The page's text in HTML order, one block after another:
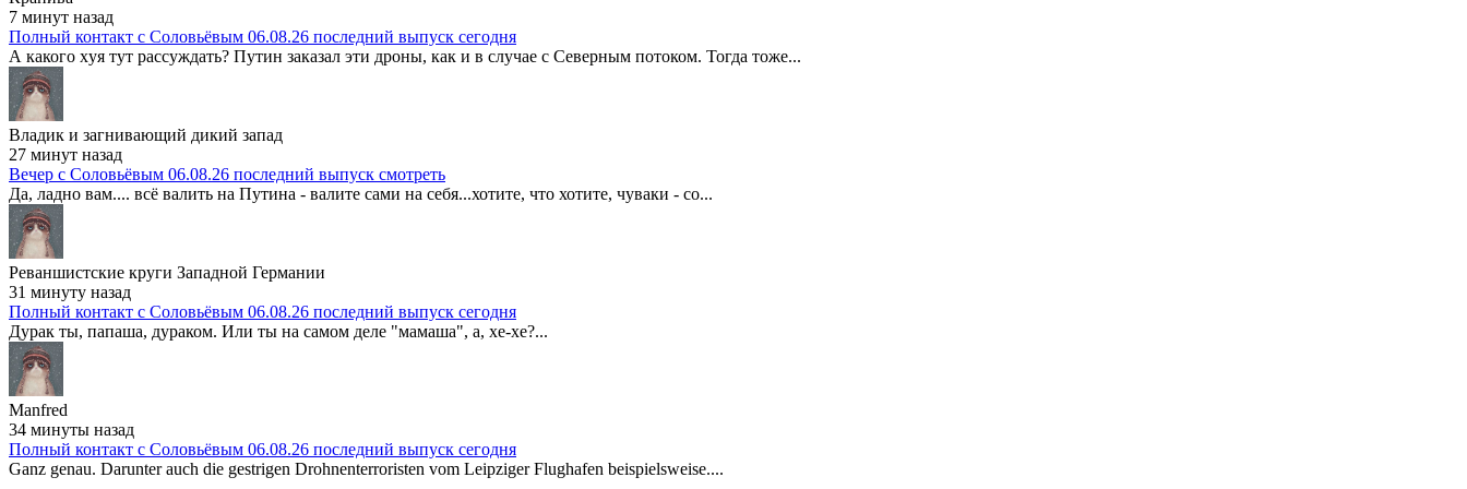
7 минут назад
Полный контакт с Соловьёвым 06.08.26 последний выпуск сегодня
А какого xyя тут рассуждать? Путин заказал эти дроны, как и в случае с Северным потоком. Тогда тоже...
Владик и загнивающий дикий запад
27 минут назад
Вечер с Соловьёвым 06.08.26 последний выпуск смотреть
Да, ладно вам.... всё валить на Путина - валите сами на себя...хотите, что хотите, чуваки - со...
Реваншистские круги Западной Германии
31 минуту назад
Полный контакт с Соловьёвым 06.08.26 последний выпуск сегодня
Дурак ты, папаша, дураком. Или ты на самом деле "мамаша", а, хе-хе?...
Manfred
34 минуты назад
Полный контакт с Соловьёвым 06.08.26 последний выпуск сегодня
Ganz genau. Darunter auch die gestrigen Drohnenterroristen vom Leipziger Flughafen beispielsweise....